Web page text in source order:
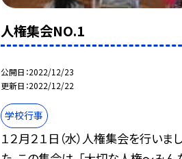
人権集会NO.1
公開日 2022/12/23
更新日 2022/12/22
学校行事
１２月２１日（水）人権集会を行いまし